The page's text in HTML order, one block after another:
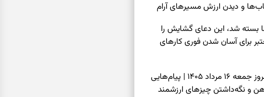
و دیدن ارزش مسیرهای آرام
بسته شد، این دعای گشایش را
برای آسان شدن فوری کارهای
فال فرشتگان امروز جمعه ۱۶ مرداد ۱۴۰۵ | پیام‌هایی
و نگه‌داشتن چیزهای ارزشمند